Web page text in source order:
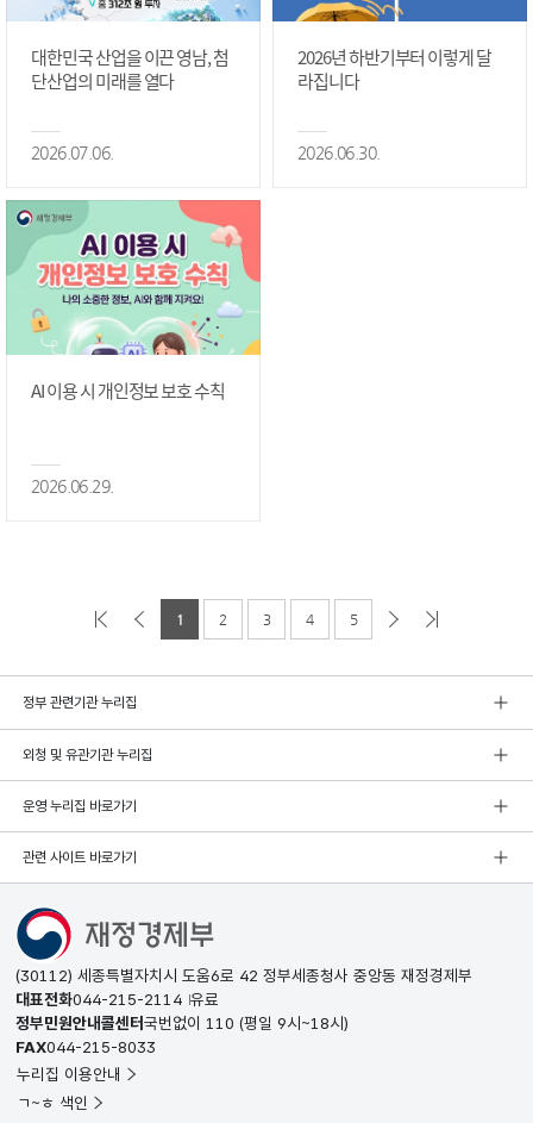
대한민국 산업을 이끈 영남, 첨
단산업의 미래를 열다
2026.07.06.
2026년 하반기부터 이렇게 달
라집니다
2026.06.30.
AI 이용 시 개인정보 보호 수칙
2026.06.29.
1 2 3 4 5
정부 관련기관 누리집
외청 및 유관기관 누리집
운영 누리집 바로가기
관련 사이트 바로가기
(30112) 세종특별자치시 도움6로 42 정부세종청사 중앙동 재정경제부
대표전화044-215-2114 유료
정부민원안내콜센터국번없이 110 (평일 9시~18시)
FAX044-215-8033
누리집 이용안내
ㄱ~ㅎ 색인